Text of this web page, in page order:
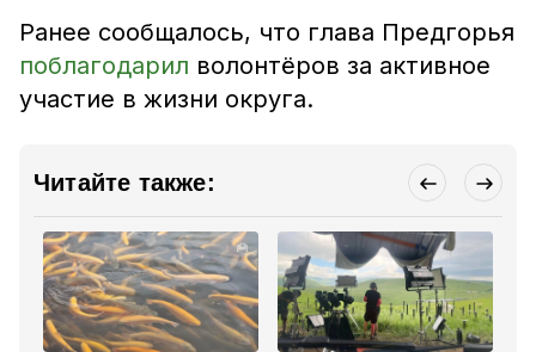
Ранее сообщалось, что глава Предгорья
поблагодарил волонтёров за активное
участие в жизни округа.
Читайте также: